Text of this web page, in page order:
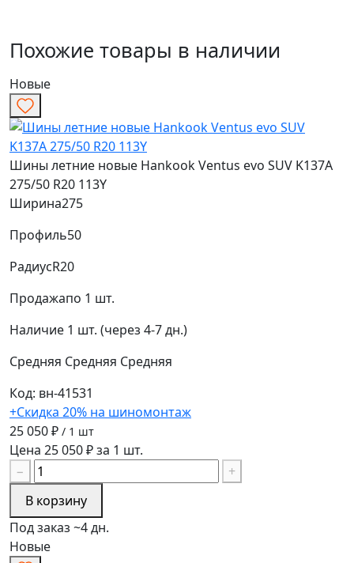
Похожие товары в наличии
Новые
Шины летние новые Hankook Ventus evo SUV K137A
275/50 R20 113Y
Ширина275
Профиль50
РадиусR20
Продажапо 1 шт.
Наличие 1 шт. (через 4-7 дн.)
Средняя Средняя Средняя
Код: вн-41531
+Скидка 20% на шиномонтаж
25 050 ₽ / 1 шт
Цена 25 050 ₽ за 1 шт.
−
+
В корзину
Под заказ ~4 дн.
Новые